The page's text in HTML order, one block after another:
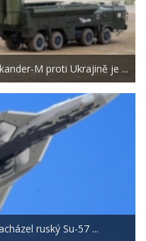
M proti Ukrajině je ...
ruský Su-57 ...